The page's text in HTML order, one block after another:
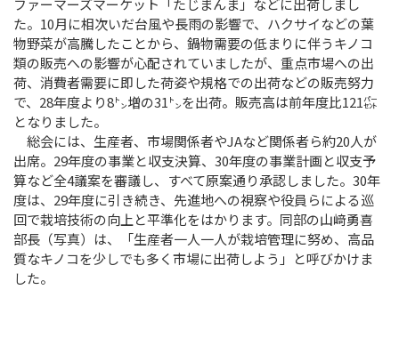
ファーマーズマーケット「たじまんま」などに出荷しまし
た。10月に相次いだ台風や長雨の影響で、ハクサイなどの葉
物野菜が高騰したことから、鍋物需要の低まりに伴うキノコ
類の販売への影響が心配されていましたが、重点市場への出
荷、消費者需要に即した荷姿や規格での出荷などの販売努力
で、28年度より8㌧増の31㌧を出荷。販売高は前年度比121㌫
となりました。
総会には、生産者、市場関係者やJAなど関係者ら約20人が
出席。29年度の事業と収支決算、30年度の事業計画と収支予
算など全4議案を審議し、すべて原案通り承認しました。30年
度は、29年度に引き続き、先進地への視察や役員らによる巡
回で栽培技術の向上と平準化をはかります。同部の山﨑勇喜
部長（写真）は、「生産者一人一人が栽培管理に努め、高品
質なキノコを少しでも多く市場に出荷しよう」と呼びかけま
した。